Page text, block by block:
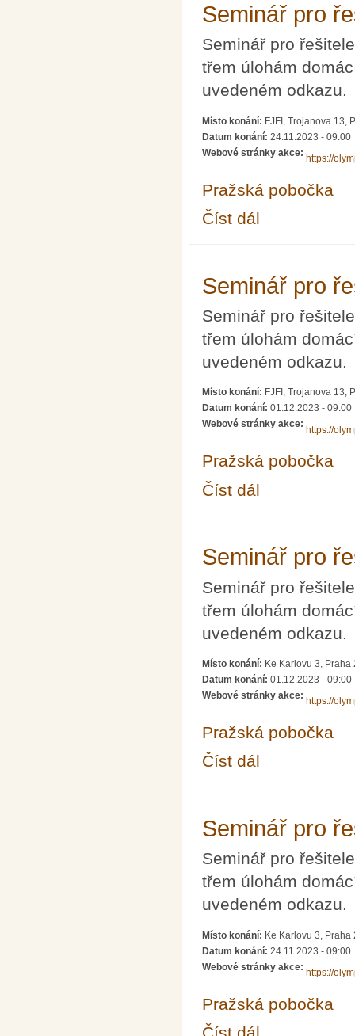
Seminář pro
Seminář pro
třem úlohám
uvedeném odkazu.
Místo konání: FJFI, Trojanova 13,
Datum konání: 24.11.2023 - 09:00
Webové stránky akce:
https://
Pražská pobočka
Číst dál
Seminář pro
Seminář pro
třem úlohám
uvedeném odkazu.
Místo konání: FJFI, Trojanova 13,
Datum konání: 01.12.2023 - 09:00
Webové stránky akce:
https://
Pražská pobočka
Číst dál
Seminář pro
Seminář pro
třem úlohám
uvedeném odkazu.
Místo konání: Ke Karlovu 3,
Datum konání: 01.12.2023 - 09:00
Webové stránky akce:
https://
Pražská pobočka
Číst dál
Seminář pro
Seminář pro
třem úlohám
uvedeném odkazu.
Místo konání: Ke Karlovu 3,
Datum konání: 24.11.2023 - 09:00
Webové stránky akce:
https://
Pražská pobočka